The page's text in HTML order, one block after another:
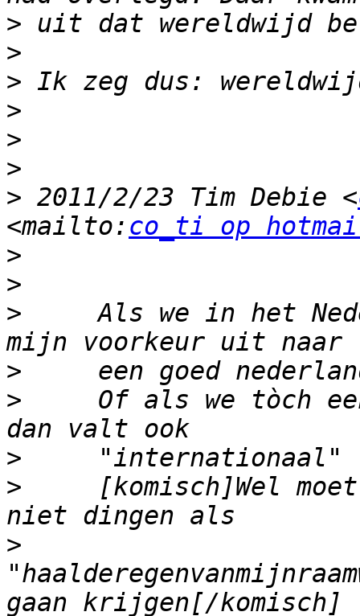
>
>
>
>
>
>
> 2011/2/23 Tim Debie <
<mailto: co_ti op
>
>
>
Als we in het
>
>
Of als we tòch
>
>
[komisch]Wel
>